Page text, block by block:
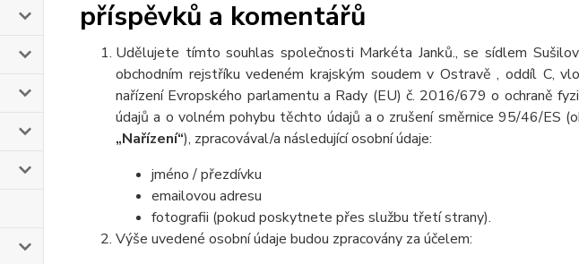
příspěvků a komentářů
Udělujete tímto souhlas společnosti Markéta Janků., se sídlem
obchodním rejstříku vedeném krajským soudem v Ostravě , oddíl C,
nařízení Evropského parlamentu a Rady (EU) č. 2016/679 o ochraně
údajů a o volném pohybu těchto údajů a o zrušení směrnice 95/46/ES
„Nařízení“), zpracovával/a následující osobní údaje:
jméno / přezdívku
emailovou adresu
fotografii (pokud poskytnete přes službu třetí strany).
Výše uvedené osobní údaje budou zpracovány za účelem: